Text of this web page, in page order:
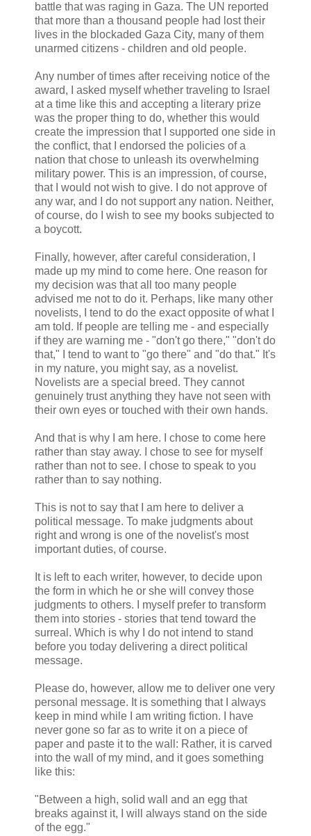
battle that was raging in Gaza. The UN reported
that more than a thousand people had lost their
lives in the blockaded Gaza City, many of them
unarmed citizens - children and old people.
Any number of times after receiving notice of the
award, I asked myself whether traveling to Israel
at a time like this and accepting a literary prize
was the proper thing to do, whether this would
create the impression that I supported one side in
the conflict, that I endorsed the policies of a
nation that chose to unleash its overwhelming
military power. This is an impression, of course,
that I would not wish to give. I do not approve of
any war, and I do not support any nation. Neither,
of course, do I wish to see my books subjected to
a boycott.
Finally, however, after careful consideration, I
made up my mind to come here. One reason for
my decision was that all too many people
advised me not to do it. Perhaps, like many other
novelists, I tend to do the exact opposite of what I
am told. If people are telling me - and especially
if they are warning me - "don't go there," "don't do
that," I tend to want to "go there" and "do that." It's
in my nature, you might say, as a novelist.
Novelists are a special breed. They cannot
genuinely trust anything they have not seen with
their own eyes or touched with their own hands.
And that is why I am here. I chose to come here
rather than stay away. I chose to see for myself
rather than not to see. I chose to speak to you
rather than to say nothing.
This is not to say that I am here to deliver a
political message. To make judgments about
right and wrong is one of the novelist's most
important duties, of course.
It is left to each writer, however, to decide upon
the form in which he or she will convey those
judgments to others. I myself prefer to transform
them into stories - stories that tend toward the
surreal. Which is why I do not intend to stand
before you today delivering a direct political
message.
Please do, however, allow me to deliver one very
personal message. It is something that I always
keep in mind while I am writing fiction. I have
never gone so far as to write it on a piece of
paper and paste it to the wall: Rather, it is carved
into the wall of my mind, and it goes something
like this:
"Between a high, solid wall and an egg that
breaks against it, I will always stand on the side
of the egg."